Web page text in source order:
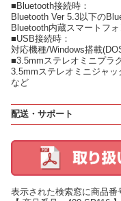
■Bluetooth接続時：
Bluetooth Ver 5.3以下の
Bluetooth内蔵スマートフ
■USB接続時：
対応機種/Windows搭載
■3.5mmステレオミニプラ
3.5mmステレオミニジャ
など
配送・サポート
表示された検索窓に商品